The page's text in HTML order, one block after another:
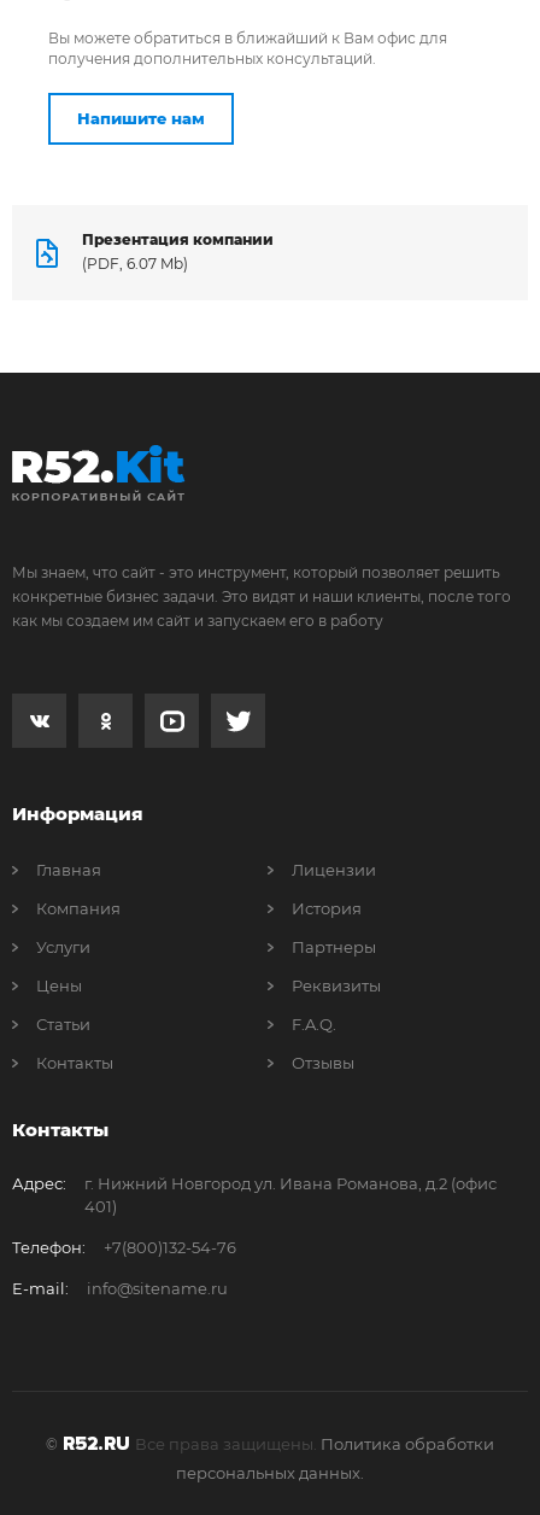
Вы можете обратиться в ближайший к Вам офис для
получения дополнительных консультаций.
Напишите нам
Презентация компании
(PDF, 6.07 Mb)
Мы знаем, что сайт - это инструмент, который позволяет решить
конкретные бизнес задачи. Это видят и наши клиенты, после того
как мы создаем им сайт и запускаем его в работу
Информация
Главная
Компания
Услуги
Цены
Статьи
Контакты
Лицензии
История
Партнеры
Реквизиты
F.A.Q.
Отзывы
Контакты
Адрес:
г. Нижний Новгород ул. Ивана Романова, д.2 (офис
401)
Телефон: +7(800)132-54-76
E-mail: info@sitename.ru
© R52.RU Все права защищены. Политика обработки
персональных данных.